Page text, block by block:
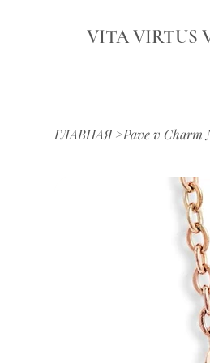
VITA VIRTUS
ГЛАВНАЯ >Pave v Charm